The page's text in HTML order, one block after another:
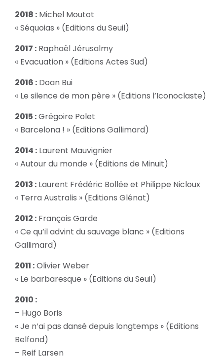
2018 : Michel Moutot
« Séquoias » (Editions du Seuil)
2017 : Raphaël Jérusalmy
« Evacuation » (Editions Actes Sud)
2016 : Doan Bui
« Le silence de mon père » (Editions l’Iconoclaste)
2015 :Grégoire Polet
« Barcelona ! » (Editions Gallimard)
2014 : Laurent Mauvignier
« Autour du monde » (Editions de Minuit)
2013 : Laurent Frédéric Bollée et Philippe Nicloux
« Terra Australis » (Editions Glénat)
2012 : François Garde
« Ce qu’il advint du sauvage blanc » (Editions
Gallimard)
2011 :Olivier Weber
« Le barbaresque » (Editions du Seuil)
2010 :
– Hugo Boris
« Je n’ai pas dansé depuis longtemps » (Editions
Belfond)
– Reif Larsen